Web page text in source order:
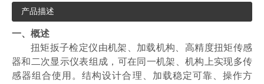
产品描述
一、 概述
扭矩扳子检定仪由机架、加载机构、高精度扭矩传感
器和二次显示仪表组成，可在同一机架、机构上实现多传
感器组合使用。结构设计合理、加载稳定可靠、操作方